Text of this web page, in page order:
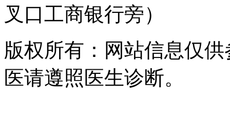
叉口工商银行旁）
版权所有：网站信息仅
医请遵照医生诊断。